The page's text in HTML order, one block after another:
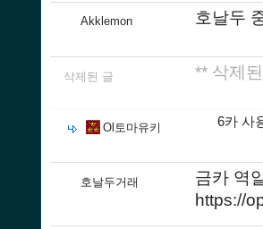
Akklemon 호날두
삭제된 글 ** 삭제
Ol토마유키 6카 사
호날두거래
금카 역
https://